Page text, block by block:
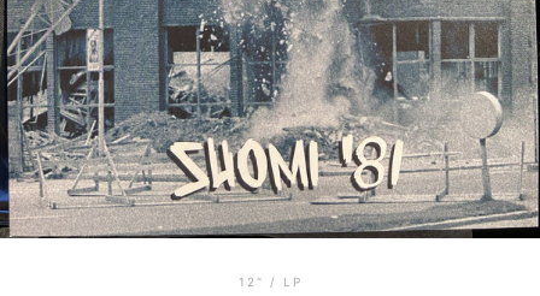
12" / LP